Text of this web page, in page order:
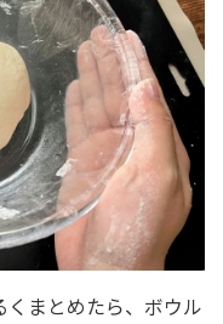
まとめたら、ボウル